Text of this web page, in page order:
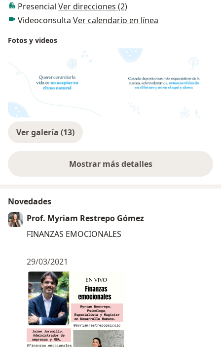
Presencial Ver direcciones (2)
Videoconsulta Ver calendario en línea
Fotos y videos
Ver galería (13)
Mostrar más detalles
sobre la experiencia
Novedades
Prof. Myriam Restrepo Gómez
FINANZAS EMOCIONALES
29/03/2021